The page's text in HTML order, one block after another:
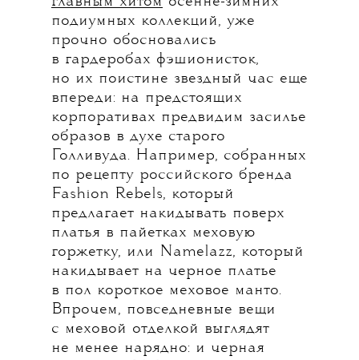
подиумных коллекций, уже
прочно обосновались
в гардеробах фэшионисток,
но их поистине звездный час еще
впереди: на предстоящих
корпоративах предвидим засилье
образов в духе старого
Голливуда. Например, собранных
по рецепту российского бренда
Fashion Rebels, который
предлагает накидывать поверх
платья в пайетках меховую
горжетку, или Namelazz, который
накидывает на черное платье
в пол короткое меховое манто.
Впрочем, повседневные вещи
с меховой отделкой выглядят
не менее нарядно: и черная